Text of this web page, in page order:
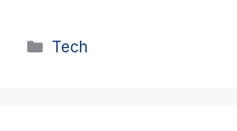
Catégories
Tech